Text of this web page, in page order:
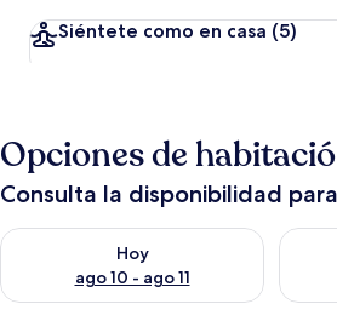
Siéntete como en casa (5)
Opciones de
Consulta la disponibilidad
Hoy
ago 10 - ago 11
Consulta la disponibilidad para hoy ago